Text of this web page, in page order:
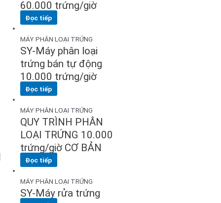
60.000 trứng/giờ
Đọc tiếp
MÁY PHÂN LOẠI TRỨNG
SY-Máy phân loại
trứng bán tự động
10.000 trứng/giờ
Đọc tiếp
MÁY PHÂN LOẠI TRỨNG
QUY TRÌNH PHÂN
LOẠI TRỨNG 10.000
trứng/giờ CƠ BẢN
Đọc tiếp
MÁY PHÂN LOẠI TRỨNG
SY-Máy rửa trứng